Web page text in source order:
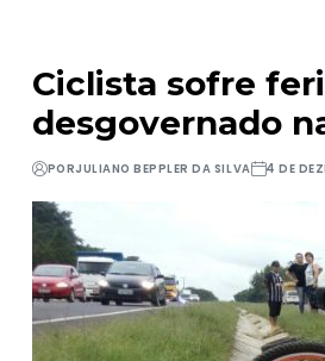
Ciclista sofre
desgovernado
PORJULIANO BEPPLER DA SILVA 4 DE